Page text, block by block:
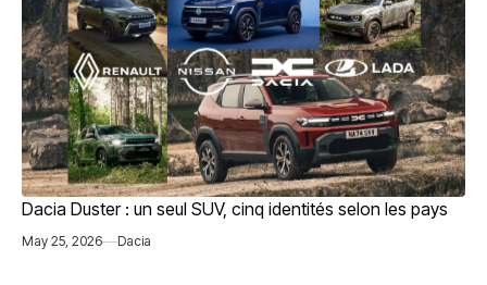
Dacia Duster : un seul SUV, cinq identités selon les pays
May 25, 2026 Dacia